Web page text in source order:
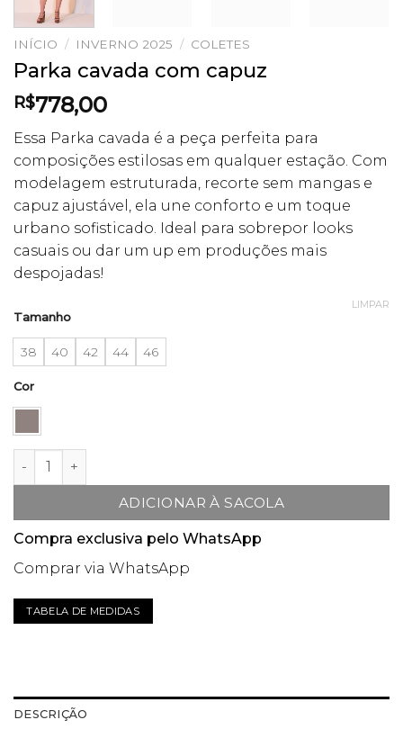
INÍCIO / INVERNO 2025 / COLETES
Parka cavada com capuz
R$778,00
Essa Parka cavada é a peça perfeita para
composições estilosas em qualquer estação. Com
modelagem estruturada, recorte sem mangas e
capuz ajustável, ela une conforto e um toque
urbano sofisticado. Ideal para sobrepor looks
casuais ou dar um up em produções mais
despojadas!
Tamanho
38 40 42 44 46
Cor
LIMPAR
Parka cavada com capuz quantidade
ADICIONAR À SACOLA
Compra exclusiva pelo WhatsApp
Comprar via WhatsApp
TABELA DE MEDIDAS
DESCRIÇÃO